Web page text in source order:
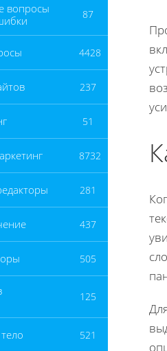
вопросы
87
4428
237
51
8732
281
437
505
125
521